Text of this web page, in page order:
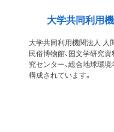
大学共同利用
大学共同利用機関法人 人
民俗博物館、国文学研究
究センター、総合地球環
構成されています。